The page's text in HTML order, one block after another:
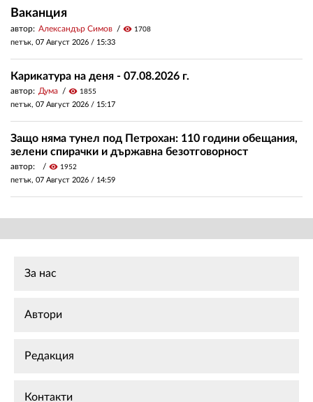
Ваканция
автор: Александър Симов visibility 1708
петък, 07 Август 2026 / 15:33
Карикатура на деня - 07.08.2026 г.
автор: Дума visibility 1855
петък, 07 Август 2026 / 15:17
Защо няма тунел под Петрохан: 110 години обещания,
зелени спирачки и държавна безотговорност
автор: visibility 1952
петък, 07 Август 2026 / 14:59
За нас
Автори
Редакция
Контакти